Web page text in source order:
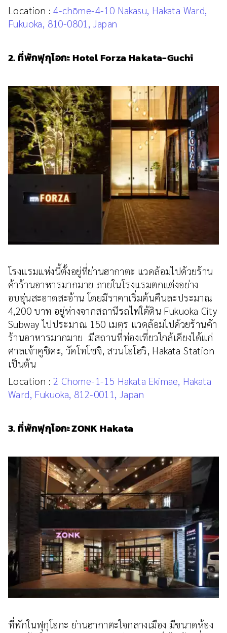
Location :4-chōme-4-10 Nakasu, Hakata Ward,
Fukuoka, 810-0801, Japan
2. ที่พักฟุกุโอกะ Hotel Forza Hakata-Guchi
โรงแรมแห่งนี้ตั้งอยู่ที่ย่านฮากาตะ แวดล้อมไปด้วยร้าน
ค้าร้านอาหารมากมาย ภายในโรงแรมตกแต่งอย่าง
อบอุ่นสะอาดสะอ้าน โดยมีราคาเริ่มต้นคืนละประมาณ
4,200 บาท อยู่ห่างจากสถานีรถไฟใต้ดิน Fukuoka City
Subway ไปประมาณ 150 เมตร แวดล้อมไปด้วยร้านค้า
ร้านอาหารมากมาย มีสถานที่ท่องเที่ยวใกล้เคียงได้แก่
ศาลเจ้าคูชิดะ, วัดโทโชจิ, สวนโอโฮริ, Hakata Station
เป็นต้น
Location :2 Chome-1-15 Hakata Ekimae, Hakata
Ward, Fukuoka, 812-0011, Japan
3. ที่พักฟุกุโอกะ ZONK Hakata
ที่พักในฟุกุโอกะ ย่านฮากาตะใจกลางเมือง มีขนาดห้อง